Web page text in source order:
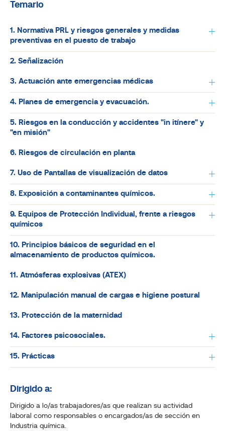
Temario
1. Normativa PRL y riesgos generales y medidas
preventivas en el puesto de trabajo
2. Señalización
3. Actuación ante emergencias médicas
4. Planes de emergencia y evacuación.
5. Riesgos en la conducción y accidentes "in itínere" y
"en misión"
6. Riesgos de circulación en planta
7. Uso de Pantallas de visualización de datos
8. Exposición a contaminantes químicos.
9. Equipos de Protección Individual, frente a riesgos
químicos
10. Principios básicos de seguridad en el
almacenamiento de productos químicos.
11. Atmósferas explosivas (ATEX)
12. Manipulación manual de cargas e higiene postural
13. Protección de la maternidad
14. Factores psicosociales.
15. Prácticas
Dirigido a:
Dirigido a lo/as trabajadores/as que realizan su actividad
laboral como responsables o encargados/as de sección en
Industria química.